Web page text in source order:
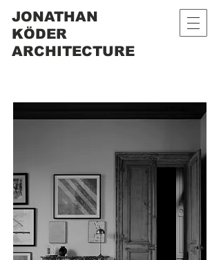
JONATHAN
KÖDER
ARCHITECTURE